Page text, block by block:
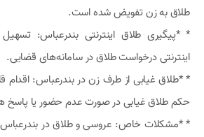
طلاق به زن تفویض شده است.
* *پیگیری طلاق اینترنتی بندرعباس:
اینترنتی درخواست طلاق در سامانه‌های قضایی.
* *طلاق غیابی از طرف زن در بندرعباس: اقدام
حکم طلاق غیابی در صورت عدم حضور یا پاسخ
* *مشکلات خاص: عروسی و طلاق در بندرعباس: